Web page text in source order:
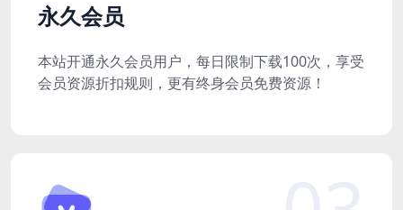
永久会员
本站开通永久会员用户，每日限制下载100次，享受
会员资源折扣规则，更有终身会员免费资源！